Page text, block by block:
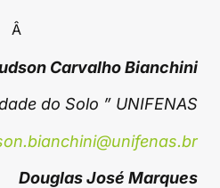
Â
Carvalho Bianchini
do Solo ” UNIFENAS
Douglas José Marques